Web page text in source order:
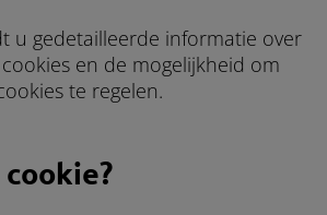
u gedetailleerde informatie over
en de mogelijkheid om
te regelen.